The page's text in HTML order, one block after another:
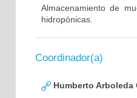
Almacenamiento de
hidropónicas.
Coordinador(a)
Humberto Arboleda